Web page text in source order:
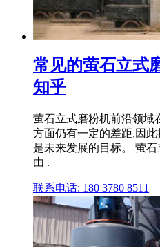
常见的萤石立式
知乎
萤石立式磨粉机前沿领域
方面仍有一定的差距,因
是未来发展的目标。 萤
由 .
联系电话: 180 3780 8511